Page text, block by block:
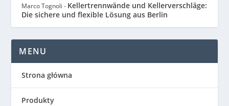
Marco Tognoli - Kellertrennwände und Kellerverschläge:
Die sichere und flexible Lösung aus Berlin
MENU
Strona główna
Produkty